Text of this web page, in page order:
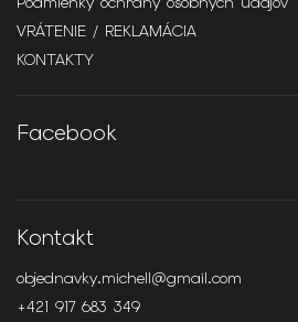
VRÁTENIE / REKLAMÁCIA
KONTAKTY
Facebook
Kontakt
objednavky.michell@gmail.com
+421 917 683 349